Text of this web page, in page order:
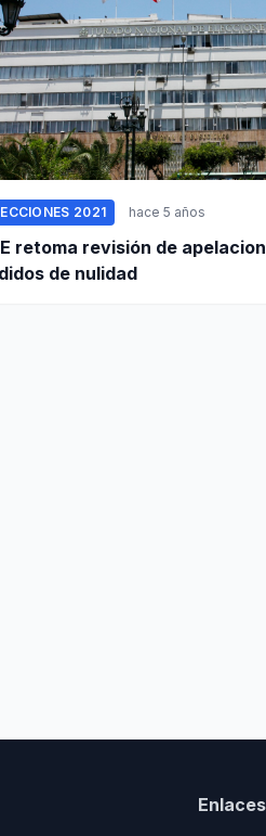
2021 hace 5 años
retoma revisión de
de nulidad
Enlaces